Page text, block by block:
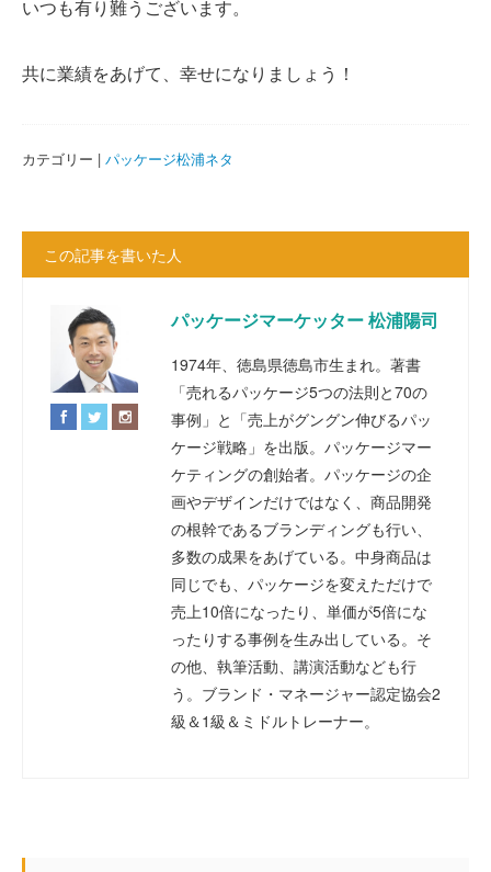
いつも有り難うございます。
共に業績をあげて、幸せになりましょう！
カテゴリー | パッケージ松浦ネタ
この記事を書いた人
パッケージマーケッター 松浦陽司
1974年、徳島県徳島市生まれ。著書
「売れるパッケージ5つの法則と70の
事例」と「売上がグングン伸びるパッ
ケージ戦略」を出版。パッケージマー
ケティングの創始者。パッケージの企
画やデザインだけではなく、商品開発
の根幹であるブランディングも行い、
多数の成果をあげている。中身商品は
同じでも、パッケージを変えただけで
売上10倍になったり、単価が5倍にな
ったりする事例を生み出している。そ
の他、執筆活動、講演活動なども行
う。ブランド・マネージャー認定協会2
級＆1級＆ミドルトレーナー。